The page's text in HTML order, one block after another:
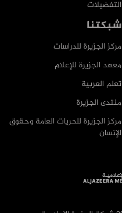
التفضيلات
شبكتنا
مركز الجزيرة للدراسات
معهد الجزيرة للإعلام
تعلم العربية
منتدى الجزيرة
مركز الجزيرة للحريات العامة وحقوق
الإنسان